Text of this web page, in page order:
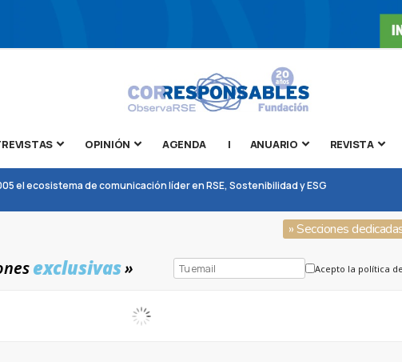
OPINIÓN AGENDA | ANUARIO REVISTA
el ecosistema de comunicación líder en RSE, Sostenibilidad y ESG
» Secciones
exclusivas» Acepto la política